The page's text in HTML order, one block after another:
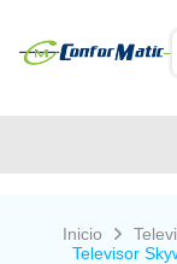
Inicio
Televisor